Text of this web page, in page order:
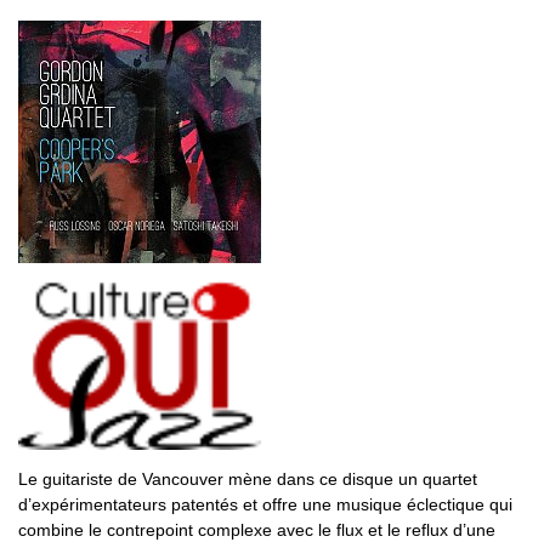
Le guitariste de Vancouver mène dans ce disque un quartet
d’expérimentateurs patentés et offre une musique éclectique qui
combine le contrepoint complexe avec le flux et le reflux d’une